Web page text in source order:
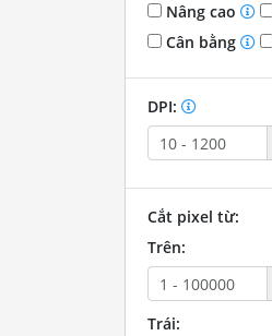
Nâng cao
Cân bằng
DPI:
Cắt pixel từ:
Trên:
Trái: